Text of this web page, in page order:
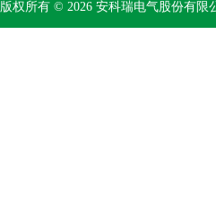
版权所有 © 2026 安科瑞电气股份有限